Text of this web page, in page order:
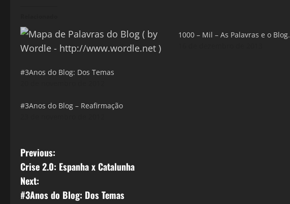
1000 – Mil – As Palavras e o Blog.
#3Anos do Blog: Dos Temas
#3Anos do Blog – Reafirmação
P
o
s
Previous:
Crise 2.0: Espanha x Catalunha
Next:
#3Anos do Blog: Dos Temas